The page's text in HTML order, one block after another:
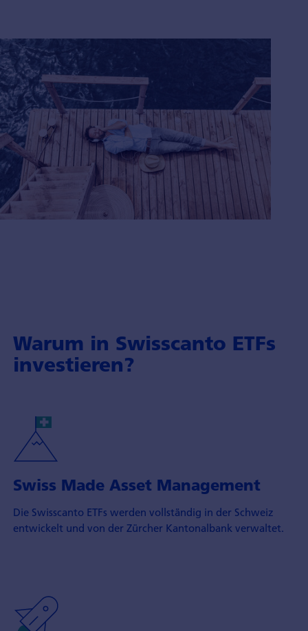
Warum in Swisscanto ETFs
investieren?
Swiss Made Asset Management
Die Swisscanto ETFs werden vollständig in der Schweiz
entwickelt und von der Zürcher Kantonalbank verwaltet.